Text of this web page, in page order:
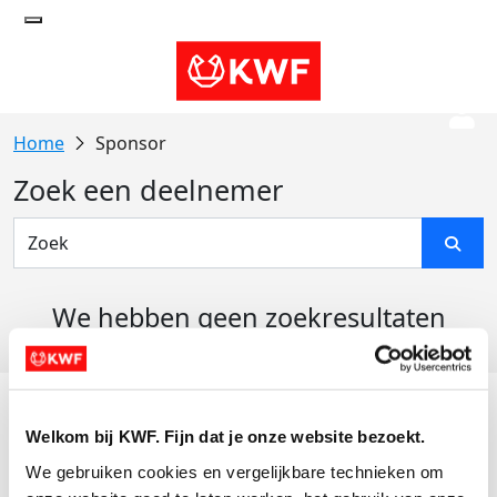
Welkom bij KWF. Fijn dat je onze website bezoekt.
We gebruiken cookies en vergelijkbare technieken om
Sponsor
Zoek een deelnemer
We hebben geen zoekresultaten
Actiematerialen
Evenementen